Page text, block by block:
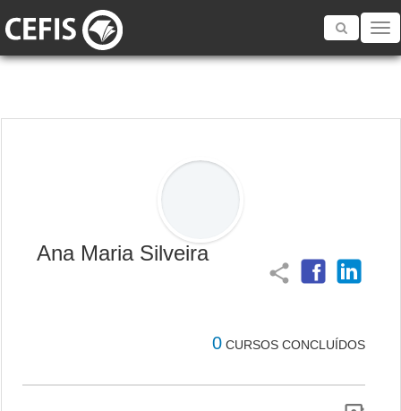
Toggle
Ana Maria Silveira
share
0 CURSOS CONCLUÍDOS